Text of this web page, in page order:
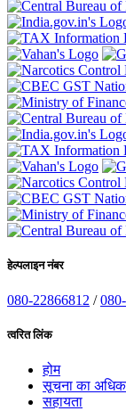
हेल्पलाइन नंबर
080-22866812 /
त्वरित लिंक
होम
सूचना का
सहायता